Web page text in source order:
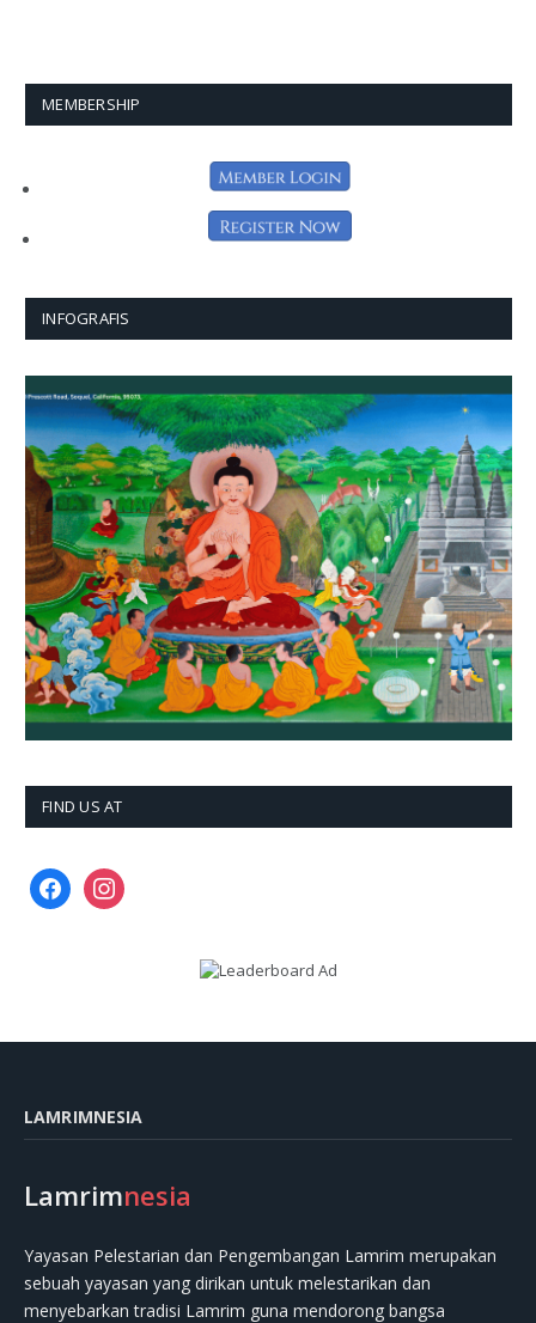
MEMBERSHIP
INFOGRAFIS
FIND US AT
facebookinstagram
LAMRIMNESIA
Lamrimnesia
Yayasan Pelestarian dan Pengembangan Lamrim merupakan
sebuah yayasan yang dirikan untuk melestarikan dan
menyebarkan tradisi Lamrim guna mendorong bangsa